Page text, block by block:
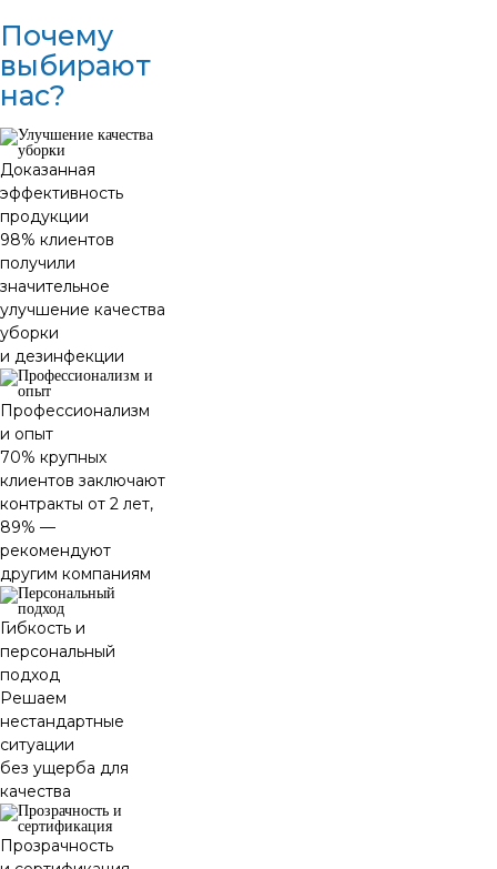
Почему
выбирают
нас?
Доказанная
эффективность
продукции
98% клиентов
получили
значительное
улучшение качества
уборки
и дезинфекции
Профессионализм
и опыт
70% крупных
клиентов заключают
контракты от 2 лет,
89% —
рекомендуют
другим компаниям
Гибкость и
персональный
подход
Решаем
нестандартные
ситуации
без ущерба для
качества
Прозрачность